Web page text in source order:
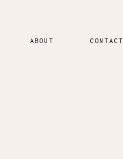
ABOUT CONTACT